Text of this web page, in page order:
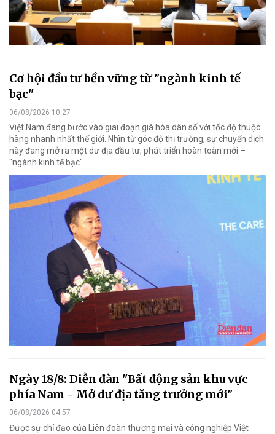
Cơ hội đầu tư bền vững từ "ngành kinh tế
bạc"
06/08/2026 10:27
Việt Nam đang bước vào giai đoạn già hóa dân số với tốc độ thuộc
hàng nhanh nhất thế giới. Nhìn từ góc độ thị trường, sự chuyển dịch
này đang mở ra một dư địa đầu tư, phát triển hoàn toàn mới –
"ngành kinh tế bạc".
Ngày 18/8: Diễn đàn "Bất động sản khu vực
phía Nam - Mở dư địa tăng trưởng mới"
06/08/2026 04:57
Được sự chỉ đạo của Liên đoàn thương mại và công nghiệp Việt